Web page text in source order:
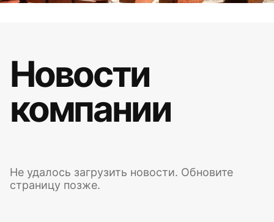
Новости
компании
Не удалось загрузить новости. Обновите
страницу позже.